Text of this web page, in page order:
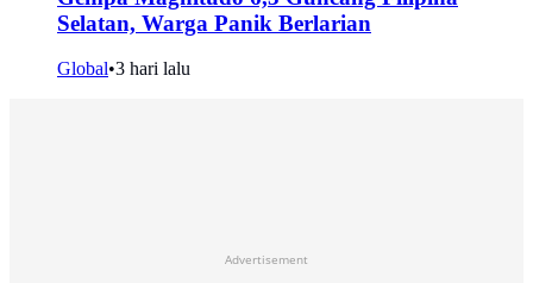
Selatan, Warga Panik Berlarian
Global•3 hari lalu
Advertisement